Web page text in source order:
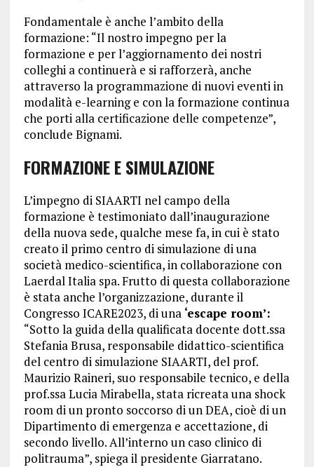
Fondamentale è anche l’ambito della
formazione: “Il nostro impegno per la
formazione e per l’aggiornamento dei nostri
colleghi a continuerà e si rafforzerà, anche
attraverso la programmazione di nuovi eventi in
modalità e-learning e con la formazione continua
che porti alla certificazione delle competenze”,
conclude Bignami.
FORMAZIONE E SIMULAZIONE
L’impegno di SIAARTI nel campo della
formazione è testimoniato dall’inaugurazione
della nuova sede, qualche mese fa, in cui è stato
creato il primo centro di simulazione di una
società medico-scientifica, in collaborazione con
Laerdal Italia spa. Frutto di questa collaborazione
è stata anche l’organizzazione, durante il
Congresso ICARE2023, di una‘escape room’:
“Sotto la guida della qualificata docente dott.ssa
Stefania Brusa, responsabile didattico-scientifica
del centro di simulazione SIAARTI, del prof.
Maurizio Raineri, suo responsabile tecnico, e della
prof.ssa Lucia Mirabella, stata ricreata una shock
room di un pronto soccorso di un DEA, cioè di un
Dipartimento di emergenza e accettazione, di
secondo livello. All’interno un caso clinico di
politrauma”, spiega il presidente Giarratano.